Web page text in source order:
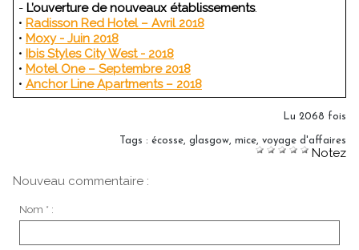
- L’ouverture de nouveaux établissements.
• Radisson Red Hotel – Avril 2018
• Moxy - Juin 2018
• Ibis Styles City West - 2018
• Motel One – Septembre 2018
• Anchor Line Apartments – 2018
Lu 2068 fois
Tags : écosse, glasgow, mice, voyage d'affaires
Notez
Nouveau commentaire :
Nom * :